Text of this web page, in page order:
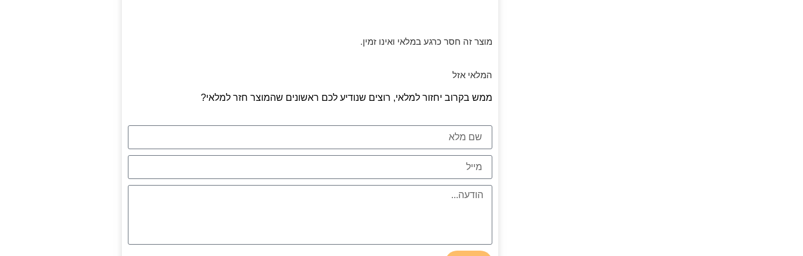
מוצר זה חסר כרגע במלאי ואינו זמין.
המלאי אזל
ממש בקרוב יחזור למלאי, רוצים שנודיע לכם ראשונים שהמוצר חזר למלאי?